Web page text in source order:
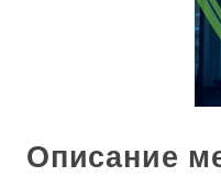
Описание